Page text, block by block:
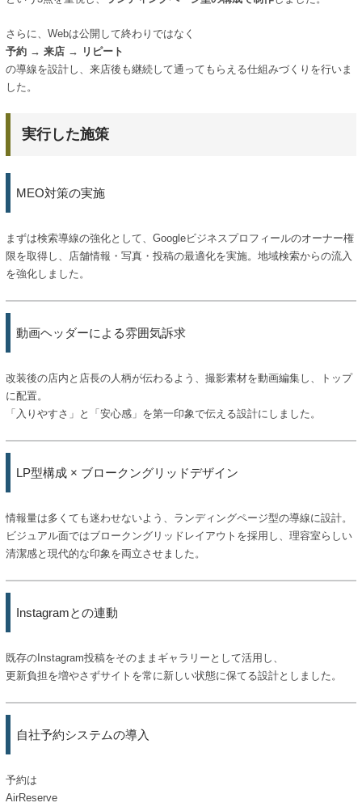
さらに、Webは公開して終わりではなく
予約 → 来店 → リピート
の導線を設計し、来店後も継続して通ってもらえる仕組みづくりを行いま
した。
実行した施策
MEO対策の実施
まずは検索導線の強化として、Googleビジネスプロフィールのオーナー権
限を取得し、店舗情報・写真・投稿の最適化を実施。地域検索からの流入
を強化しました。
動画ヘッダーによる雰囲気訴求
改装後の店内と店長の人柄が伝わるよう、撮影素材を動画編集し、トップ
に配置。
「入りやすさ」と「安心感」を第一印象で伝える設計にしました。
LP型構成 × ブロークングリッドデザイン
情報量は多くても迷わせないよう、ランディングページ型の導線に設計。
ビジュアル面ではブロークングリッドレイアウトを採用し、理容室らしい
清潔感と現代的な印象を両立させました。
Instagramとの連動
既存のInstagram投稿をそのままギャラリーとして活用し、
更新負担を増やさずサイトを常に新しい状態に保てる設計としました。
自社予約システムの導入
予約は
AirReserve